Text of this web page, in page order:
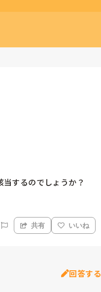
共有 いいね
回答する